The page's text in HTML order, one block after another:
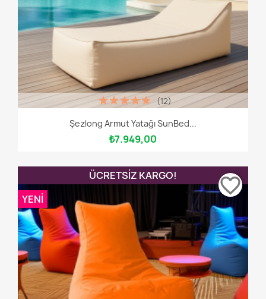
Şezlong Armut Yatağı SunBed...
₺7.949,00
(12)
ÜCRETSIZ KARGO!
YENI
favorite_border